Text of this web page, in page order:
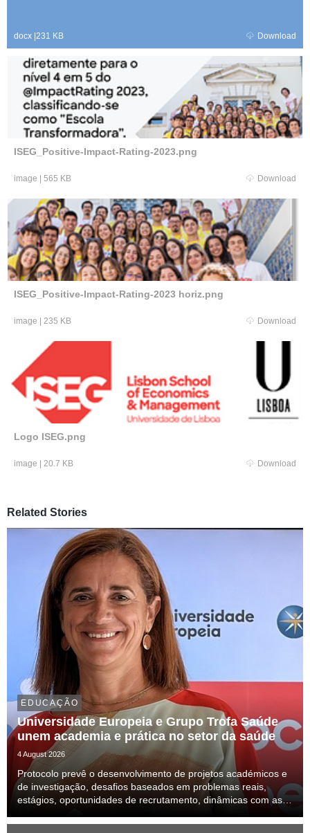
docx 231 KB Download
ISEG_Positive-Impact-Rating-2023.png
image 565 KB Download
ISEG_Positive-Impact-Rating-2023 horiz.png
image 235 KB Download
Logo ISEG.png
image 20.7 KB Download
Related Stories
EDUCAÇÃO
Universidade Europeia e Grupo Trofa Saúde
unem academia e prática no setor da saúde
4 August 2026
Protocolo prevê o desenvolvimento de projetos académicos e
de investigação, desafios baseados em problemas reais,
estágios, oportunidades de recrutamento, dinâmicas com as